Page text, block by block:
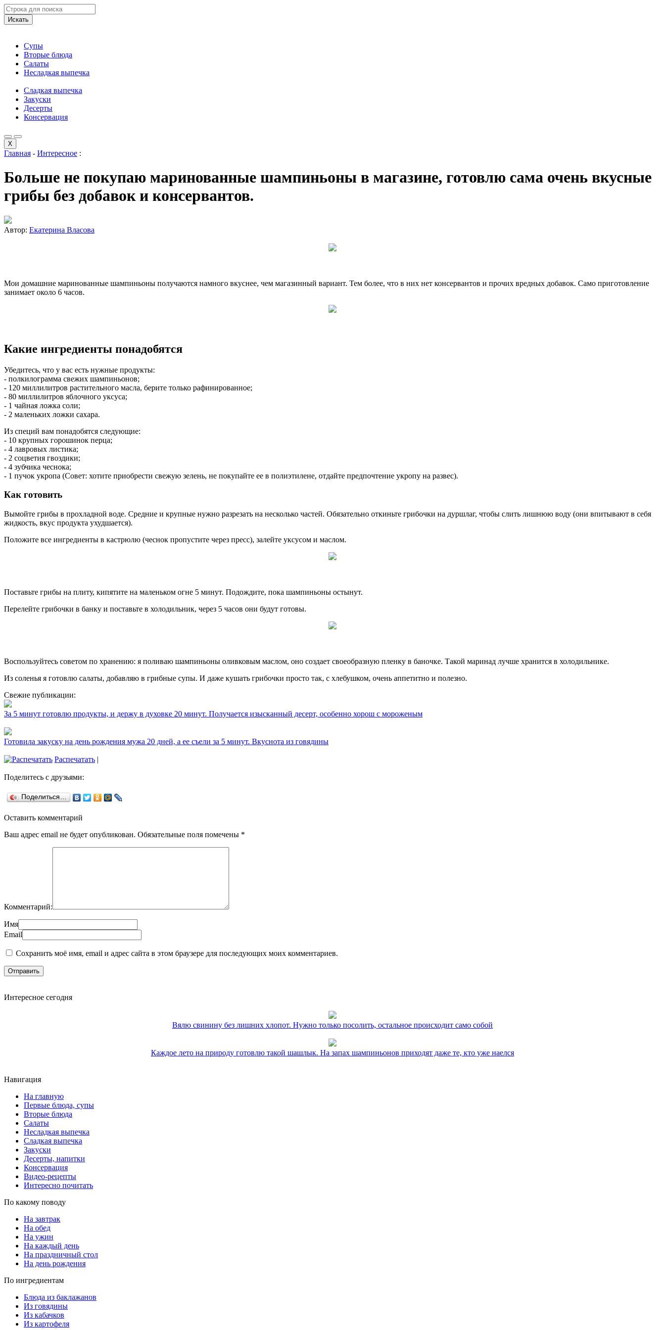
Искать
Супы
Вторые блюда
Салаты
Несладкая выпечка
Сладкая выпечка
Закуски
Десерты
Консервация
X
Главная - Интересное :
Больше не покупаю маринованные шампиньоны в магазине, готовлю сама очень вкусные
грибы без добавок и консервантов.
Автор: Екатерина Власова
Мои домашние маринованные шампиньоны получаются намного вкуснее, чем магазинный вариант. Тем более, что в них нет консервантов и прочих вредных добавок. Само приготовление
занимает около 6 часов.
Какие ингредиенты понадобятся
Убедитесь, что у вас есть нужные продукты:
- полкилограмма свежих шампиньонов;
- 120 миллилитров растительного масла, берите только рафинированное;
- 80 миллилитров яблочного уксуса;
- 1 чайная ложка соли;
- 2 маленьких ложки сахара.
Из специй вам понадобятся следующие:
- 10 крупных горошинок перца;
- 4 лавровых листика;
- 2 соцветия гвоздики;
- 4 зубчика чеснока;
- 1 пучок укропа (Совет: хотите приобрести свежую зелень, не покупайте ее в полиэтилене, отдайте предпочтение укропу на развес).
Как готовить
Вымойте грибы в прохладной воде. Средние и крупные нужно разрезать на несколько частей. Обязательно откиньте грибочки на дуршлаг, чтобы слить лишнюю воду (они впитывают в себя
жидкость, вкус продукта ухудшается).
Положите все ингредиенты в кастрюлю (чеснок пропустите через пресс), залейте уксусом и маслом.
Поставьте грибы на плиту, кипятите на маленьком огне 5 минут. Подождите, пока шампиньоны остынут.
Перелейте грибочки в банку и поставьте в холодильник, через 5 часов они будут готовы.
Воспользуйтесь советом по хранению: я поливаю шампиньоны оливковым маслом, оно создает своеобразную пленку в баночке. Такой маринад лучше хранится в холодильнике.
Из соленья я готовлю салаты, добавляю в грибные супы. И даже кушать грибочки просто так, с хлебушком, очень аппетитно и полезно.
Свежие публикации:
За 5 минут готовлю продукты, и держу в духовке 20 минут. Получается изысканный десерт, особенно хорош с мороженым
Готовила закуску на день рождения мужа 20 дней, а ее съели за 5 минут. Вкуснота из говядины
Распечатать |
Поделитесь с друзьями:
Поделиться…
Оставить комментарий
Ваш адрес email не будет опубликован. Обязательные поля помечены *
Комментарий:
Имя
Email
Сохранить моё имя, email и адрес сайта в этом браузере для последующих моих комментариев.
Интересное сегодня
Вялю свинину без лишних хлопот. Нужно только посолить, остальное происходит само собой
Каждое лето на природу готовлю такой шашлык. На запах шампиньонов приходят даже те, кто уже наелся
Навигация
На главную
Первые блюда, супы
Вторые блюда
Салаты
Несладкая выпечка
Сладкая выпечка
Закуски
Десерты, напитки
Консервация
Видео-рецепты
Интересно почитать
По какому поводу
На завтрак
На обед
На ужин
На каждый день
На праздничный стол
На день рождения
По ингредиентам
Блюда из баклажанов
Из говядины
Из кабачков
Из картофеля